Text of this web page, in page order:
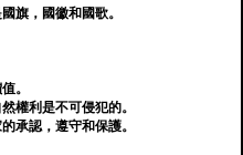
旗，國徽和國歌。
。
權利是不可侵犯的。
承認，遵守和保護。